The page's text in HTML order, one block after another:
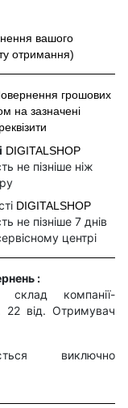
вашого
отримання)
грошових
на зазначені
DIGITALSHOP
не пізніше ніж
DIGITALSHOP
не пізніше 7 днів
центрі
:
склад компанії-
22 від. Отримувач
виключно